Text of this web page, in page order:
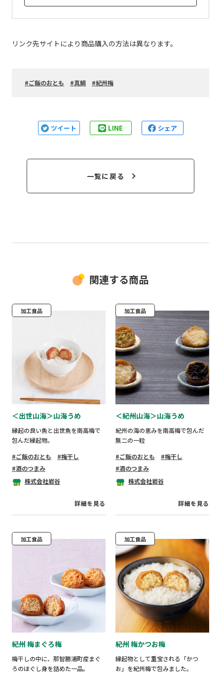
リンク先サイトにより商品購入の方法は異なります。
ご飯のおとも 真鯛 紀州梅
ツイート LINE シェア
一覧に戻る
関連する商品
加工食品
＜出世山海＞山海うめ
縁起の良い魚と出世魚を南高梅で
包んだ縁起物。
ご飯のおとも
梅干し
酒のつまみ
株式会社岩谷
詳細を見る
加工食品
＜紀州山海＞山海うめ
紀州の海の恵みを南高梅で包んだ
無二の一粒
ご飯のおとも
梅干し
酒のつまみ
株式会社岩谷
詳細を見る
加工食品
紀州 梅まぐろ梅
梅干しの中に、那智勝浦町産まぐ
ろのほぐし身を詰めた一品。
加工食品
紀州 梅かつお梅
縁起物として重宝される「かつ
お」を紀州梅で包みました。